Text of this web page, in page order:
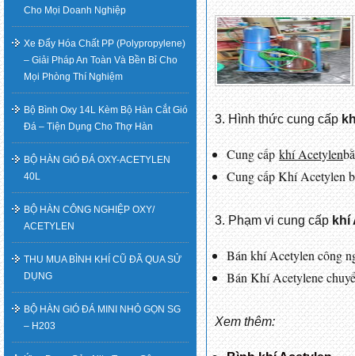
3. Hình thức cung cấp
Cung cấpkhí Acetylen
Cung cấp Khí Acetylen
3. Phạm vi cung cấpkhí
Bán khí Acetylen công
Bán Khí Acetylene
Xem thêm:
Cho Mọi Doanh Nghiệp
Xe Đẩy Hóa Chất PP (Polypropylene)
– Giải Pháp An Toàn Và Bền Bỉ Cho
Mọi Phòng Thí Nghiệm
Bộ Bình Oxy 14L Kèm Bộ Hàn Cắt Gió
Đá – Tiện Dụng Cho Thợ Hàn
BỘ HÀN GIÓ ĐÁ OXY-ACETYLEN
40L
BỘ HÀN CÔNG NGHIỆP OXY/
ACETYLEN
THU MUA BÌNH KHÍ CŨ ĐÃ QUA SỬ
DỤNG
BỘ HÀN GIÓ ĐÁ MINI NHỎ GỌN SG
– H203